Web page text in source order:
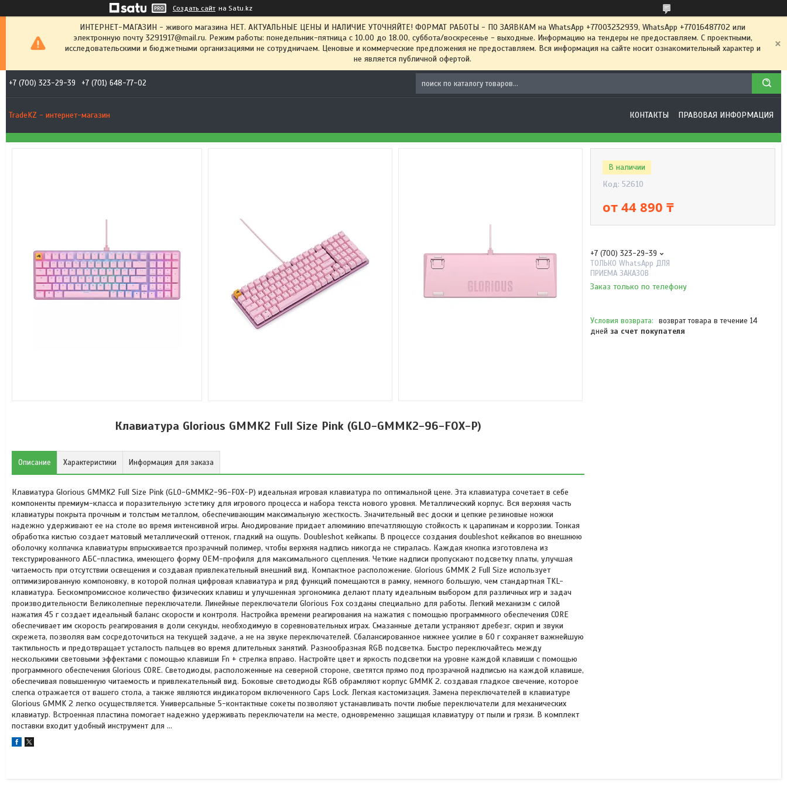
Создать сайт на Satu.kz
ИНТЕРНЕТ-МАГАЗИН - живого магазина НЕТ. АКТУАЛЬНЫЕ ЦЕНЫ И НАЛИЧИЕ УТОЧНЯЙТЕ! ФОРМАТ РАБОТЫ - ПО ЗАЯВКАМ на WhatsApp +77003232939, WhatsApp +77016487702 или
электронную почту 3291917@mail.ru. Режим работы: понедельник-пятница с 10.00 до 18.00, суббота/воскресенье - выходные. Информацию на тендеры не предоставляем. С проектными,
исследовательскими и бюджетными организациями не сотрудничаем. Ценовые и коммерческие предложения не предоставляем. Вся информация на сайте носит ознакомительный характер и
не является публичной офертой.
+7 (700) 323-29-39 +7 (701) 648-77-02
TradeKZ - интернет-магазин КОНТАКТЫ ПРАВОВАЯ ИНФОРМАЦИЯ
Клавиатура Glorious GMMK2 Full Size Pink (GLO-GMMK2-96-FOX-P)
Описание Характеристики Информация для заказа
Клавиатура Glorious GMMK2 Full Size Pink (GLO-GMMK2-96-FOX-P) идеальная игровая клавиатура по оптимальной цене. Эта клавиатура сочетает в себе
компоненты премиум-класса и поразительную эстетику для игрового процесса и набора текста нового уровня. Металлический корпус. Вся верхняя часть
клавиатуры покрыта прочным и толстым металлом, обеспечивающим максимальную жесткость. Значительный вес доски и цепкие резиновые ножки
надежно удерживают ее на столе во время интенсивной игры. Анодирование придает алюминию впечатляющую стойкость к царапинам и коррозии. Тонкая
обработка кистью создает матовый металлический оттенок, гладкий на ощупь. Doubleshot кейкапы. В процессе создания doubleshot кейкапов во внешнюю
оболочку колпачка клавиатуры впрыскивается прозрачный полимер, чтобы верхняя надпись никогда не стиралась. Каждая кнопка изготовлена из
текстурированного АБС-пластика, имеющего форму OEM-профиля для максимального сцепления. Четкие надписи пропускают подсветку платы, улучшая
читаемость при отсутствии освещения и создавая привлекательный внешний вид. Компактное расположение. Glorious GMMK 2 Full Size использует
оптимизированную компоновку, в которой полная цифровая клавиатура и ряд функций помещаются в рамку, немного большую, чем стандартная TKL-
клавиатура. Бескомпромиссное количество физических клавиш и улучшенная эргономика делают плату идеальным выбором для различных игр и задач
производительности Великолепные переключатели. Линейные переключатели Glorious Fox созданы специально для работы. Легкий механизм с силой
нажатия 45 г создает идеальный баланс скорости и контроля. Настройка времени реагирования на нажатия с помощью программного обеспечения CORE
обеспечивает им скорость реагирования в доли секунды, необходимую в соревновательных играх. Смазанные детали устраняют дребезг, скрип и звуки
скрежета, позволяя вам сосредоточиться на текущей задаче, а не на звуке переключателей. Сбалансированное нижнее усилие в 60 г сохраняет важнейшую
тактильность и предотвращает усталость пальцев во время длительных занятий. Разнообразная RGB подсветка. Быстро переключайтесь между
несколькими световыми эффектами с помощью клавиши Fn + стрелка вправо. Настройте цвет и яркость подсветки на уровне каждой клавиши с помощью
программного обеспечения Glorious CORE. Светодиоды, расположенные на северной стороне, светятся прямо под прозрачной надписью на каждой клавише,
обеспечивая повышенную читаемость и привлекательный вид. Боковые светодиоды RGB обрамляют корпус GMMK 2. создавая гладкое свечение, которое
слегка отражается от вашего стола, а также являются индикатором включенного Caps Lock. Легкая кастомизация. Замена переключателей в клавиатуре
Glorious GMMK 2 легко осуществляется. Универсальные 5-контактные сокеты позволяют устанавливать почти любые переключатели для механических
клавиатур. Встроенная пластина помогает надежно удерживать переключатели на месте, одновременно защищая клавиатуру от пыли и грязи. В комплект
поставки входит удобный инструмент для ...
В наличии
Код: 52610
от 44 890 ₸
+7 (700) 323-29-39
ТОЛЬКО WhatsApp ДЛЯ
ПРИЕМА ЗАКАЗОВ
Заказ только по телефону
возврат товара в течение 14
дней за счет покупателя